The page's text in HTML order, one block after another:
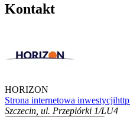
Kontakt
HORIZON
Strona internetowa inwestycji
Szczecin ul. Przepiórki 1/LU4